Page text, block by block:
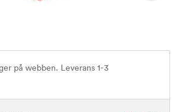
på webben. Leverans 1-3